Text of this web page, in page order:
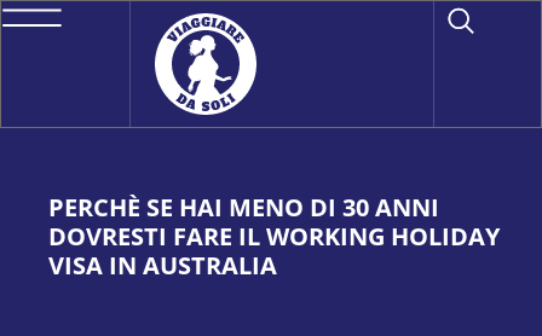
PERCHÈ SE HAI MENO DI 30 ANNI
DOVRESTI FARE IL WORKING HOLIDAY
VISA IN AUSTRALIA